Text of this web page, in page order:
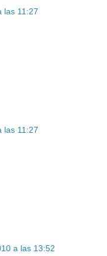
las 11:27
las 11:27
a las 13:52